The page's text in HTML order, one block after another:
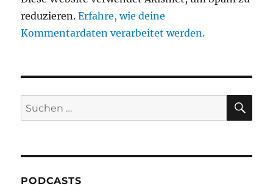
reduzieren.Erfahre, wie deine
Kommentardaten verarbeitet werden.
Suchen
nach:
PODCASTS